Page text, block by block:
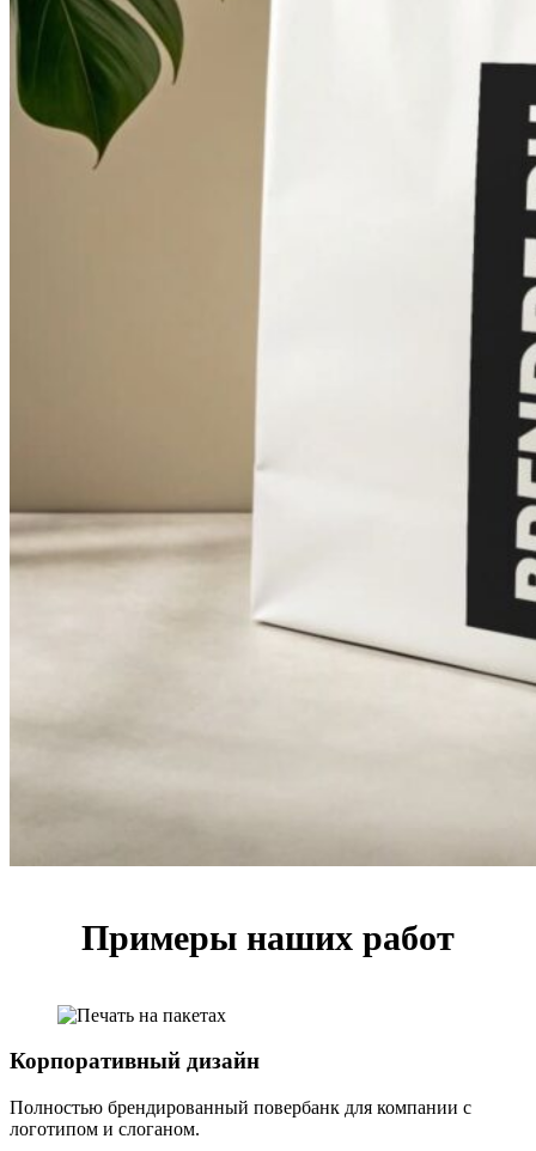
Примеры наших работ
Корпоративный дизайн
Полностью брендированный повербанк для компании с
логотипом и слоганом.